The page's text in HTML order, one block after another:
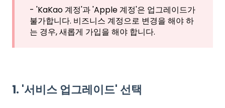
- 'KaKao 계정'과 'Apple 계정'은 업그레이드가
불가합니다. 비즈니스 계정으로 변경을 해야 하
는 경우, 새롭게 가입을 해야 합니다.
1. '서비스 업그레이드' 선택